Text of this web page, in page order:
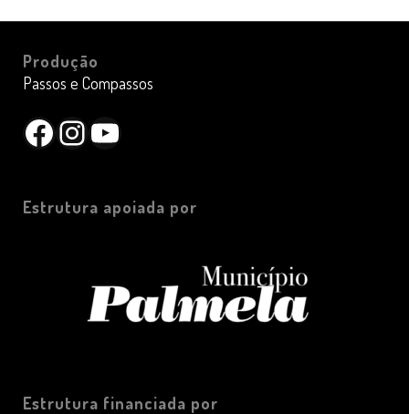
Produção
Passos e Compassos
Facebook
Instagram
YouTube
Estrutura apoiada por
Estrutura financiada por